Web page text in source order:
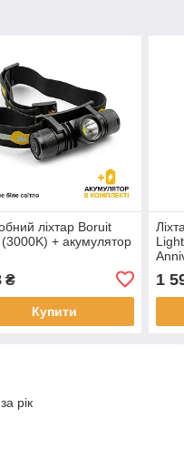
ліхтар Boruit
+ акумулятор
₴
Купити
1
рік